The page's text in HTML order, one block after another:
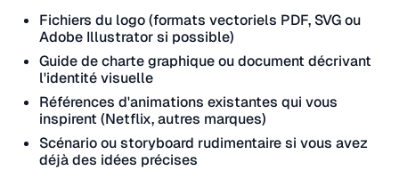
Fichiers du logo (formats vectoriels PDF, SVG ou
Adobe Illustrator si possible)
Guide de charte graphique ou document décrivant
l'identité visuelle
Références d'animations existantes qui vous
inspirent (Netflix, autres marques)
Scénario ou storyboard rudimentaire si vous avez
déjà des idées précises